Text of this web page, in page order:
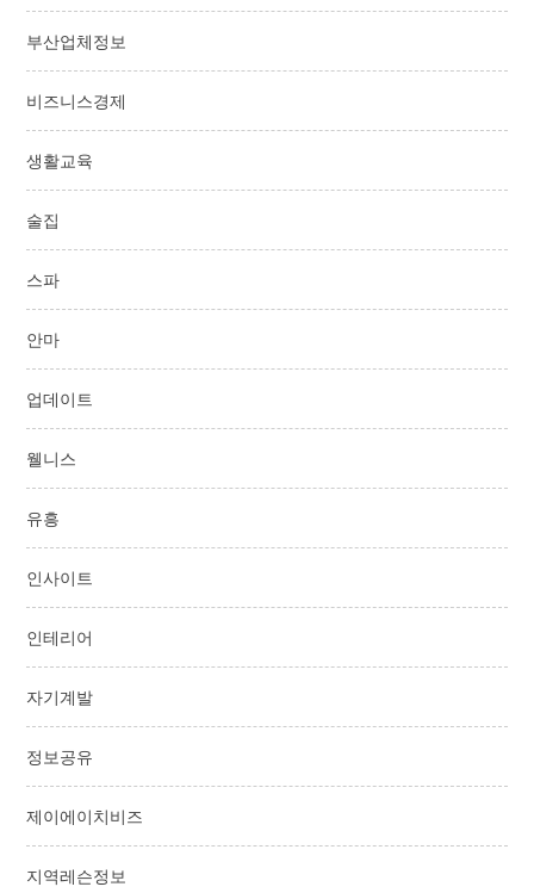
부산업체정보
비즈니스경제
생활교육
술집
스파
안마
업데이트
웰니스
유흥
인사이트
인테리어
자기계발
정보공유
제이에이치비즈
지역레슨정보